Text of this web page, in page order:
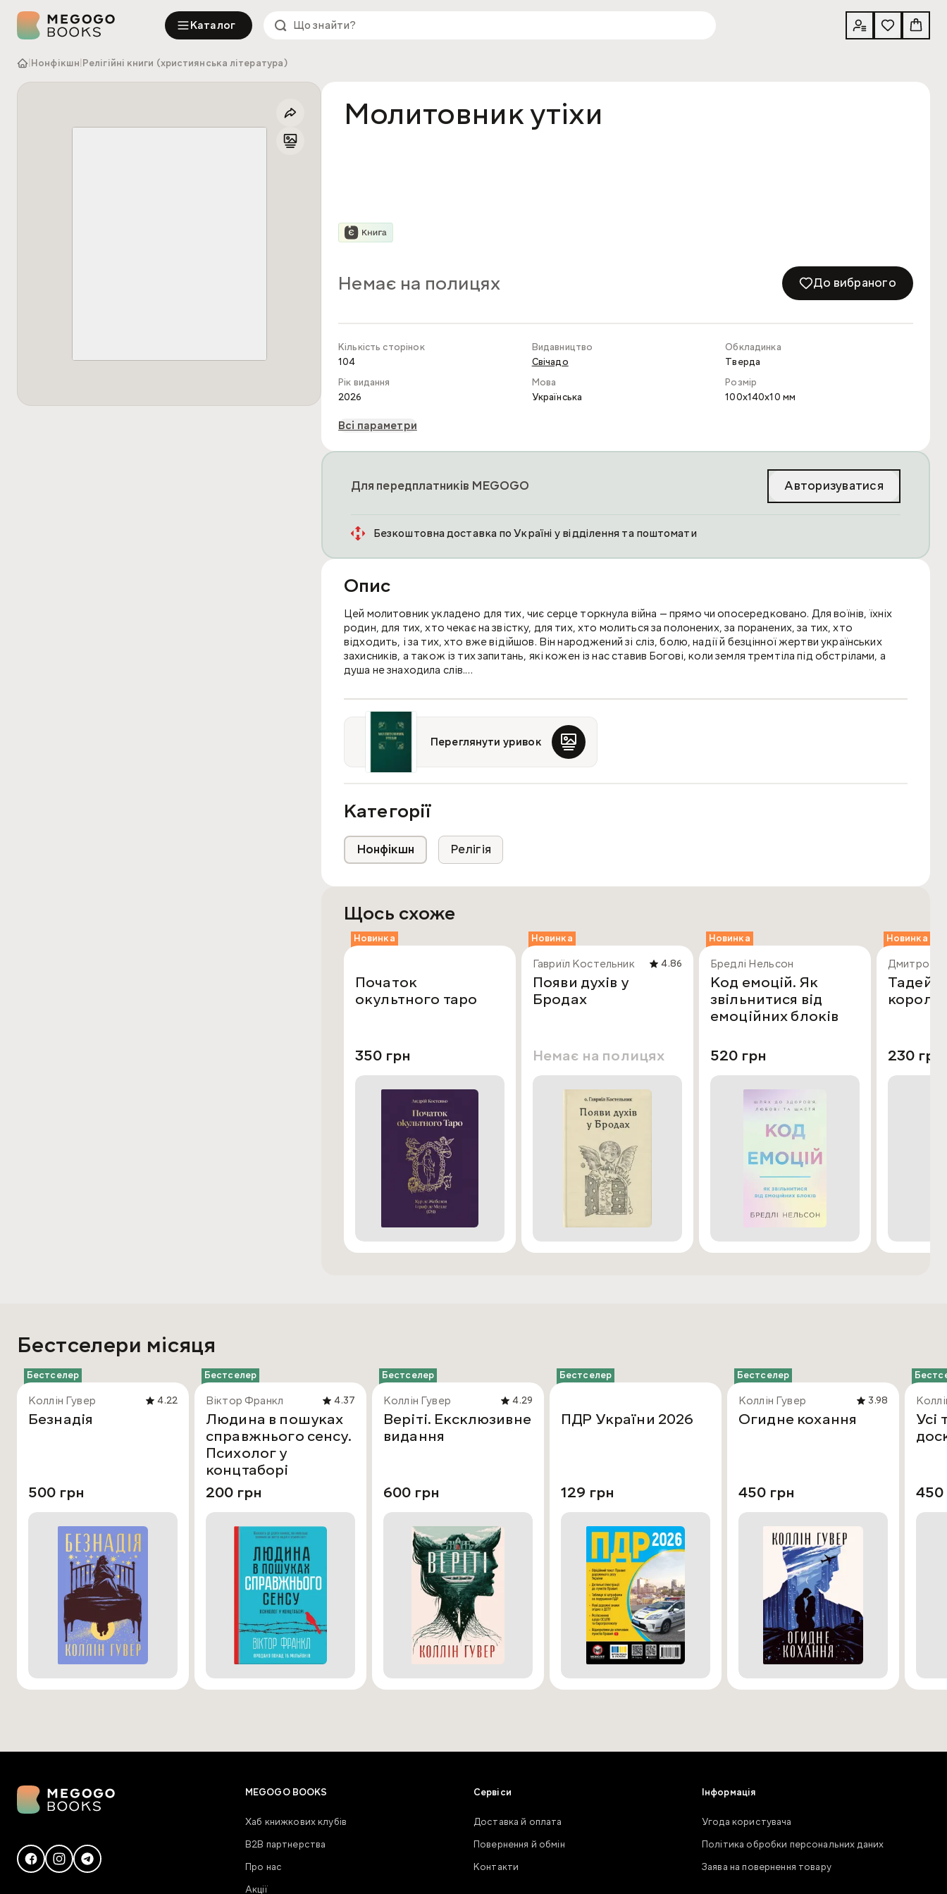
Каталог
Нонфікшн Релігійні книги (християнська література)
Молитовник утіхи
Немає на полицях До вибраного
Кількість сторінок
104
Видавництво
Свічадо
Обкладинка
Тверда
Рік видання
2026
Мова
Українська
Розмір
100x140x10 мм
Всі параметри
Для передплатників MEGOGO Авторизуватися
Безкоштовна доставка по Україні у відділення та поштомати
Опис
Цей молитовник укладено для тих, чиє серце торкнула війна — прямо чи опосередковано. Для воїнів, їхніх
родин, для тих, хто чекає на звістку, для тих, хто молиться за полонених, за поранених, за тих, хто
відходить, і за тих, хто вже відійшов. Він народжений зі сліз, болю, надії й безцінної жертви українських
захисників, а також із тих запитань, які кожен із нас ставив Богові, коли земля тремтіла під обстрілами, а
душа не знаходила слів.
Він створений у дусі Східної Церкви, з її глибинною правдивістю і лагідною силою, яка вміє тримати серце
тоді, коли воно розсипається. У ньому поєднуються біблійне слово та досвід народу, що проходить
Голготу, але вірить у Воскресіння!
Переглянути уривок
Категорії
Нонфікшн Релігія
Щось схоже
Новинка
Початок
окультного таро
350 грн
Новинка
Гавриїл Костельник 4.86
Появи духів у
Бродах
Немає на полицях
Новинка
Бредлі Нельсон
Код емоцій. Як
звільнитися від
емоційних блоків
520 грн
Новинка
Дмитро
Тадей
король
230 грн
Бестселери місяця
Бестселер
Коллін Гувер 4.22
Безнадія
500 грн
Бестселер
Віктор Франкл 4.37
Людина в пошуках
справжнього сенсу.
Психолог у
концтаборі
200 грн
Бестселер
Коллін Гувер 4.29
Веріті. Ексклюзивне
видання
600 грн
Бестселер
ПДР України 2026
129 грн
Бестселер
Коллін Гувер 3.98
Огидне кохання
450 грн
Усі
450
MEGOGO BOOKS
Хаб книжкових клубів
В2В партнерства
Про нас
Акції
Сервіси
Доставка й оплата
Повернення й обмін
Контакти
Інформація
Угода користувача
Політика обробки персональних даних
Заява на повернення товару